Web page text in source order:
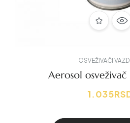
OSVEŽIVAČI
Aerosol
1.035